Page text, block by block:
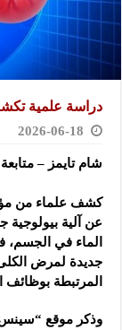
دراسة علمية
2026-06-18
شام تايمز – متابعة
كشف علماء من
عن آلية
الماء في الجسم،
جديدة لمرض
المرتبطة بوظائف
وذكر موقع “سينس